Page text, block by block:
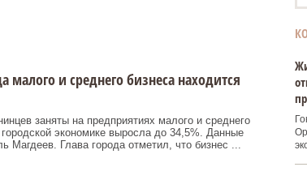
малого и среднего бизнеса находится
заняты на предприятиях малого и среднего
экономике выросла до 34,5%. Данные
Магдеев. Глава города отметил, что бизнес ...